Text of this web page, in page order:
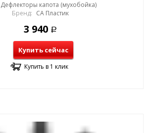
Дефлекторы капота (мухобойка)
Бренд: СА Пластик
3 940 Р
Купить сейчас
Купить в 1 клик